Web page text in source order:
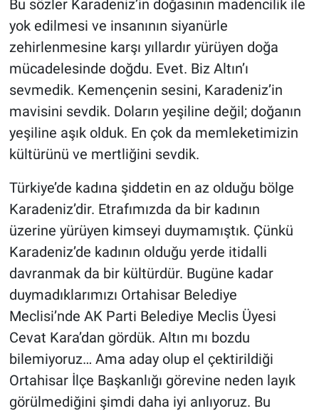
Bu sözler Karadeniz’in doğasının madencilik ile
yok edilmesi ve insanının siyanürle
zehirlenmesine karşı yıllardır yürüyen doğa
mücadelesinde doğdu. Evet. Biz Altın’ı
sevmedik. Kemençenin sesini, Karadeniz’in
mavisini sevdik. Doların yeşiline değil; doğanın
yeşiline aşık olduk. En çok da memleketimizin
kültürünü ve mertliğini sevdik.
Türkiye’de kadına şiddetin en az olduğu bölge
Karadeniz’dir. Etrafımızda da bir kadının
üzerine yürüyen kimseyi duymamıştık. Çünkü
Karadeniz’de kadının olduğu yerde itidalli
davranmak da bir kültürdür. Bugüne kadar
duymadıklarımızı Ortahisar Belediye
Meclisi’nde AK Parti Belediye Meclis Üyesi
Cevat Kara’dan gördük. Altın mı bozdu
bilemiyoruz… Ama aday olup el çektirildiği
Ortahisar İlçe Başkanlığı görevine neden layık
görülmediğini şimdi daha iyi anlıyoruz. Bu